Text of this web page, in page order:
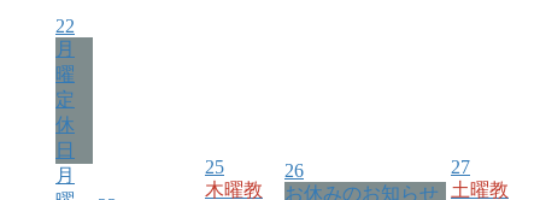
22
月
曜
定
休
日
月
25
木曜教
26
お休みのお知らせ
27
土曜教